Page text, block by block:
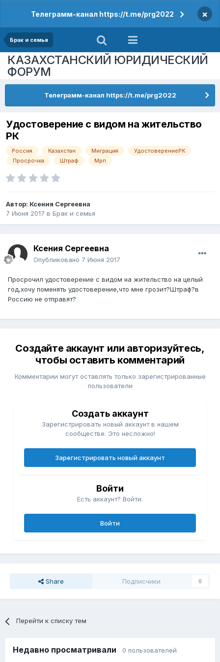
Телеграмм-канал https://t.me/prg2022 ×
Брак и семья
КАЗАХСТАНСКИЙ ЮРИДИЧЕСКИЙ
ФОРУМ
Телеграмм-канал https://t.me/prg2022
Удостоверение с видом на жительство
РК
Россия Казахстан Миграция
УдостоверениеРК
Просрочка
Штраф Мрп
Автор: Ксения Сергеевна
7 Июня 2017 в Брак и семья
Ксения Сергеевна
Опубликовано 7 Июня 2017
Просрочил удостоверение с видом на жительство на целый
год,хочу поменять удостоверение,что мне грозит?Штраф?в
Россию не отправят?
Создайте аккаунт или авторизуйтесь,
чтобы оставить комментарий
Комментарии могут оставлять только зарегистрированные
пользователи
Создать аккаунт
Зарегистрировать новый аккаунт в нашем
сообществе. Это несложно!
Зарегистрировать новый аккаунт
Войти
Есть аккаунт? Войти.
Войти
Share Подписчики 0
Перейти к списку тем
Недавно просматривали 0 пользователей